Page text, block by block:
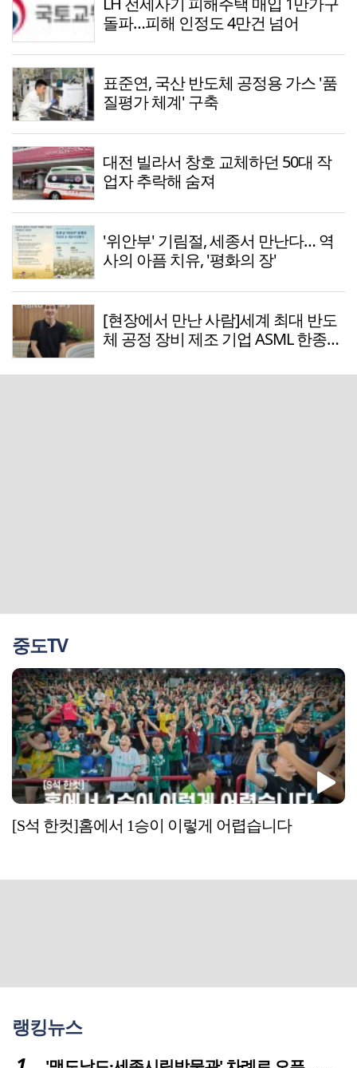
돌파…피해 인정도 4만건 넘어
표준연, 국산 반도체 공정용 가스 '품
질평가 체계' 구축
대전 빌라서 창호 교체하던 50대 작
업자 추락해 숨져
'위안부' 기림절, 세종서 만난다… 역
사의 아픔 치유, '평화의 장'
[현장에서 만난 사람]세계 최대 반도
체 공정 장비 제조 기업 ASML 한종호
중도TV
[S석 한컷]홈에서 1승이 이렇게 어렵습니다
랭킹뉴스